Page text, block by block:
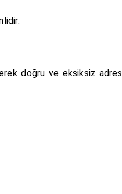
doğru ve eksiksiz adres